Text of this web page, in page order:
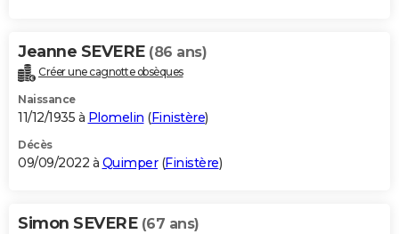
Jeanne SEVERE (86 ans)
Créer une cagnotte obsèques
Naissance
11/12/1935 à Plomelin (Finistère)
Décès
09/09/2022 à Quimper(Finistère)
Simon SEVERE (67 ans)